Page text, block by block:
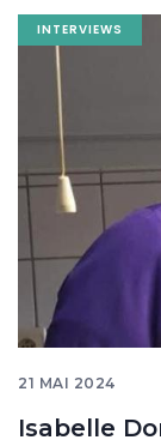
INTERVIEWS
Image
banner
21 MAI 2024
Isabelle